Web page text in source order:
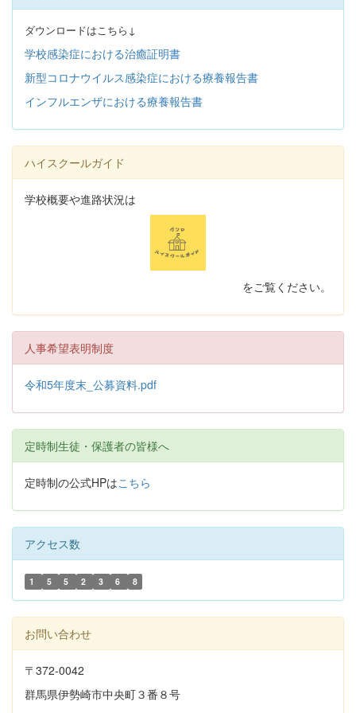
ダウンロードはこちら↓
学校感染症における治癒証明書
新型コロナウイルス感染症における療養報告書
インフルエンザにおける療養報告書
ハイスクールガイド
学校概要や進路状況は
をご覧ください。
人事希望表明制度
令和5年度末_公募資料.pdf
定時制生徒・保護者の皆様へ
定時制の公式HPはこちら
アクセス数
1 5 5 2 3 6 8
お問い合わせ
〒372-0042
群馬県伊勢崎市中央町３番８号